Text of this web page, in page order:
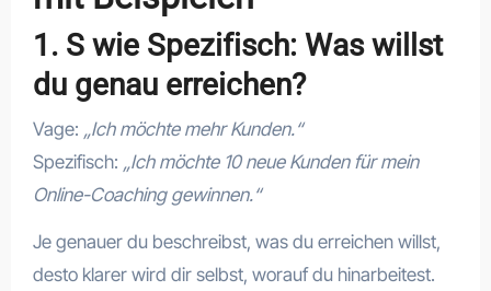
1. S wie Spezifisch: Was willst
du genau erreichen?
Vage: „Ich möchte mehr Kunden.“
Spezifisch: „Ich möchte 10 neue Kunden für mein
Online-Coaching gewinnen.“
Je genauer du beschreibst, was du erreichen willst,
desto klarer wird dir selbst, worauf du hinarbeitest.